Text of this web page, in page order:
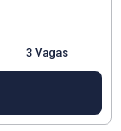
3 Vagas